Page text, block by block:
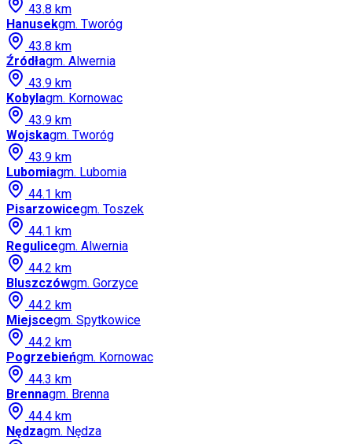
43.8 km
Hanusekgm. Tworóg
43.8 km
Źródłagm. Alwernia
43.9 km
Kobylagm. Kornowac
43.9 km
Wojskagm. Tworóg
43.9 km
Lubomiagm. Lubomia
44.1 km
Pisarzowicegm. Toszek
44.1 km
Regulicegm. Alwernia
44.2 km
Bluszczówgm. Gorzyce
44.2 km
Miejscegm. Spytkowice
44.2 km
Pogrzebieńgm. Kornowac
44.3 km
Brennagm. Brenna
44.4 km
Nędzagm. Nędza